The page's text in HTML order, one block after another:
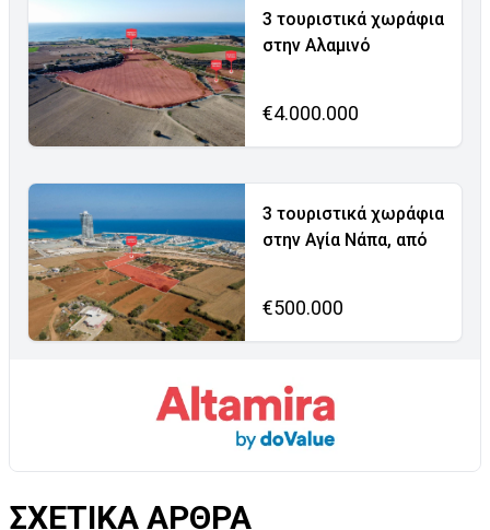
3 τουριστικά χωράφια
στην Αλαμινό
€4.000.000
3 τουριστικά χωράφια
στην Αγία Νάπα, από
€500.000
ΣΧΕΤΙΚΑ ΑΡΘΡΑ